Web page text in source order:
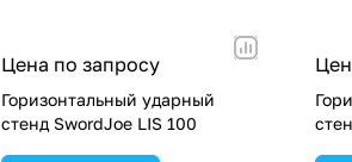
Цена по запросу
Горизонтальный ударный
стенд SwordJoe LIS 100